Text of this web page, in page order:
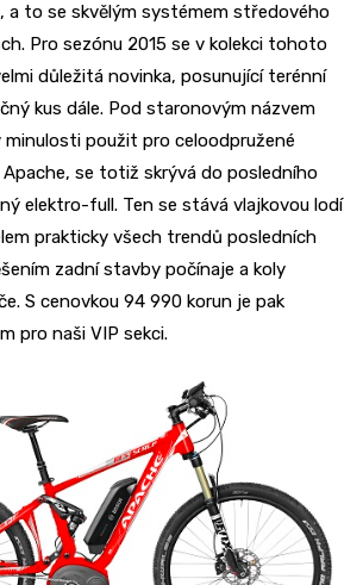
a to se skvělým systémem středového
Pro sezónu 2015 se v kolekci tohoto
důležitá novinka, posunující terénní
kus dále. Pod staronovým názvem
minulosti použit pro celoodpružené
se totiž skrývá do posledního
elektro-full. Ten se stává vlajkovou lodí
prakticky všech trendů posledních
zadní stavby počínaje a koly
S cenovkou 94 990 korun je pak
pro naši VIP sekci.